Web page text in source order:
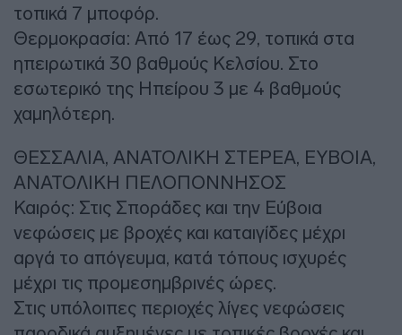
τοπικά 7 μποφόρ.
Θερμοκρασία: Από 17 έως 29, τοπικά στα
ηπειρωτικά 30 βαθμούς Κελσίου. Στο
εσωτερικό της Ηπείρου 3 με 4 βαθμούς
χαμηλότερη.
ΘΕΣΣΑΛΙΑ, ΑΝΑΤΟΛΙΚΗ ΣΤΕΡΕΑ, ΕΥΒΟΙΑ,
ΑΝΑΤΟΛΙΚΗ ΠΕΛΟΠΟΝΝΗΣΟΣ
Καιρός: Στις Σποράδες και την Εύβοια
νεφώσεις με βροχές και καταιγίδες μέχρι
αργά το απόγευμα, κατά τόπους ισχυρές
μέχρι τις προμεσημβρινές ώρες.
Στις υπόλοιπες περιοχές λίγες νεφώσεις